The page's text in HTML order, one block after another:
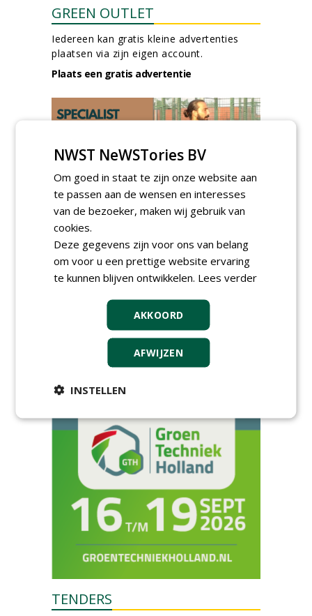
GREEN OUTLET
Iedereen kan gratis kleine advertenties
plaatsen via zijn eigen account.
Plaats een gratis advertentie
AGENDA
bijdragen aan uniform
aanbesteden van duurzame
kunstgrasvelden
woensdag 23 september 2026
t/m dinsdag 29 september 2026
Nationale Grasdag strijkt
neer in MAC³PARK Stadion
van PEC Zwolle
woensdag 18 november 2026
Save the Date: Green Gala op
woensdag 2 december
TENDERS
NWST NeWSTories BV
Om goed in staat te zijn onze website aan
te passen aan de wensen en interesses
van de bezoeker, maken wij gebruik van
cookies.
Deze gegevens zijn voor ons van belang
om voor u een prettige website ervaring
te kunnen blijven ontwikkelen. Lees verder
AKKOORD
AFWIJZEN
INSTELLEN